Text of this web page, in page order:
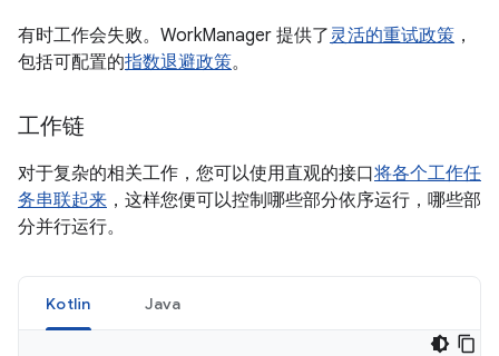
有时工作会失败。WorkManager 提供了 灵活的重试政策 ，
包括可配置的指数退避政策。
工作链
对于复杂的相关工作，您可以使用直观的接口将各个工作任
务串联起来 ，这样您便可以控制哪些部分依序运行，哪些部
分并行运行。
Kotlin Java